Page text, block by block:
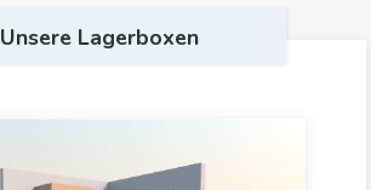
Unsere Lagerboxen